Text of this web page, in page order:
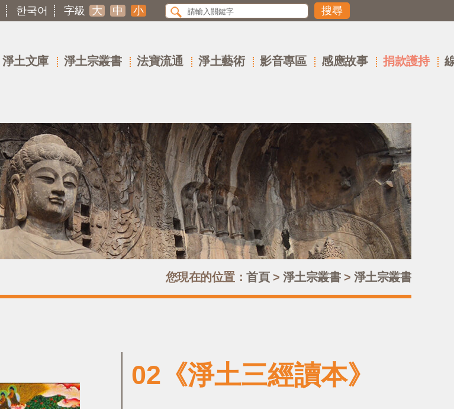
한국어 字級 大 中 小
淨土文庫 淨土宗叢書 法寶流通 淨土藝術 影音專區 感應故事 捐款護持
您現在的位置： 首頁> 淨土宗叢書> 淨土宗叢書
02《淨土三經讀本》